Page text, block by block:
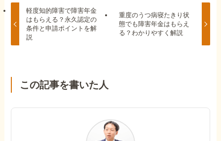
軽度知的障害で障害年金
はもらえる？永久認定の
条件と申請ポイントを解
説
重度のうつ病寝たきり状
態でも障害年金はもらえ
る？わかりやすく解説
この記事を書いた人